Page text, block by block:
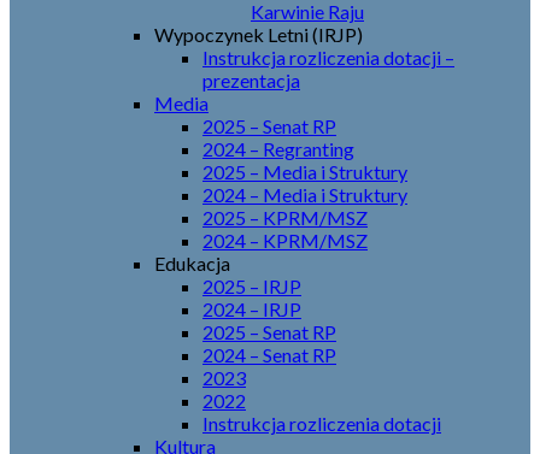
Karwinie Raju
Wypoczynek Letni (IRJP)
Instrukcja rozliczenia dotacji –
prezentacja
Media
2025 – Senat RP
2024 – Regranting
2025 – Media i Struktury
2024 – Media i Struktury
2025 – KPRM/MSZ
2024 – KPRM/MSZ
Edukacja
2025 – IRJP
2024 – IRJP
2025 – Senat RP
2024 – Senat RP
2023
2022
Instrukcja rozliczenia dotacji
Kultura